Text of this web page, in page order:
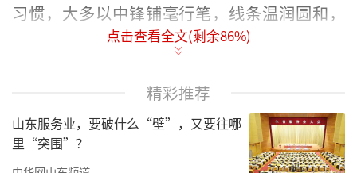
习惯，大多以中锋铺毫行笔，线条温润圆和，
自带传统帖学从容舒展的书写质感。常年临习
慢切换自然，笔画粗细随运笔节奏顺势改变。
部分折笔之处吸收碑刻笔法特征，增添几分爽
利棱角，柔润线条里多了层次变化。墨色变化
点击查看全文(剩余86%)
精彩推荐
山东服务业，要破什么“壁”，又要往哪
里“突围”？